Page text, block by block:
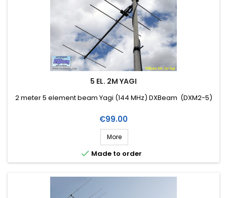
5 EL. 2M YAGI
2 meter 5 element beam Yagi (144 MHz) DXBeam (DXM2-5)
Price
€99.00
More
 Made to order